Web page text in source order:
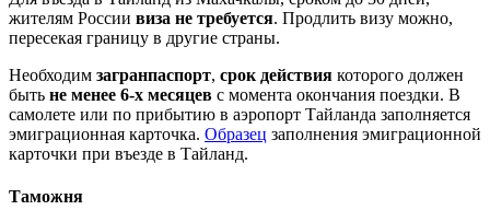
жителям России виза не требуется. Продлить визу можно,
пересекая границу в другие страны.
Необходим загранпаспорт, срок действия которого должен
быть не менее 6-х месяцев с момента окончания поездки. В
самолете или по прибытию в аэропорт Тайланда заполняется
эмиграционная карточка. Образец заполнения эмиграционной
карточки при въезде в Тайланд.
Таможня